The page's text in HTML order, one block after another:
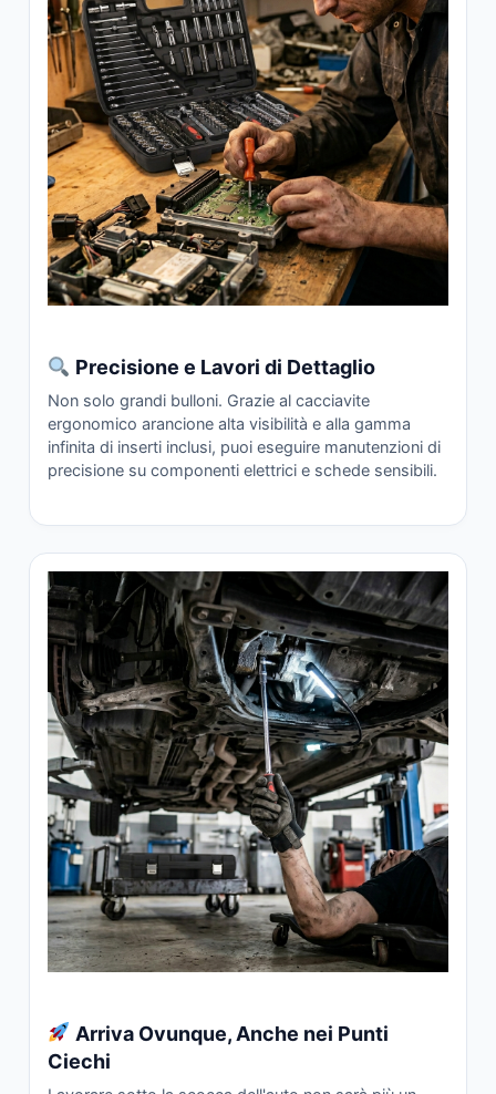
Precisione e Lavori di Dettaglio
Non solo grandi bulloni. Grazie al cacciavite
ergonomico arancione alta visibilità e alla gamma
infinita di inserti inclusi, puoi eseguire manutenzioni di
precisione su componenti elettrici e schede sensibili.
Arriva Ovunque, Anche nei Punti
Ciechi